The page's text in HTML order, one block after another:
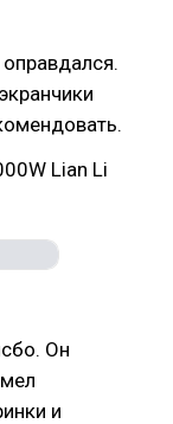
Lian Li
Он
и